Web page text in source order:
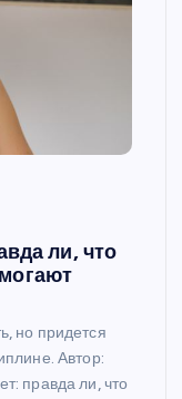
ли, что
но придется
Автор:
правда ли, что